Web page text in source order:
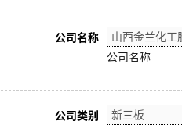
公司名称
公司名称
公司类别